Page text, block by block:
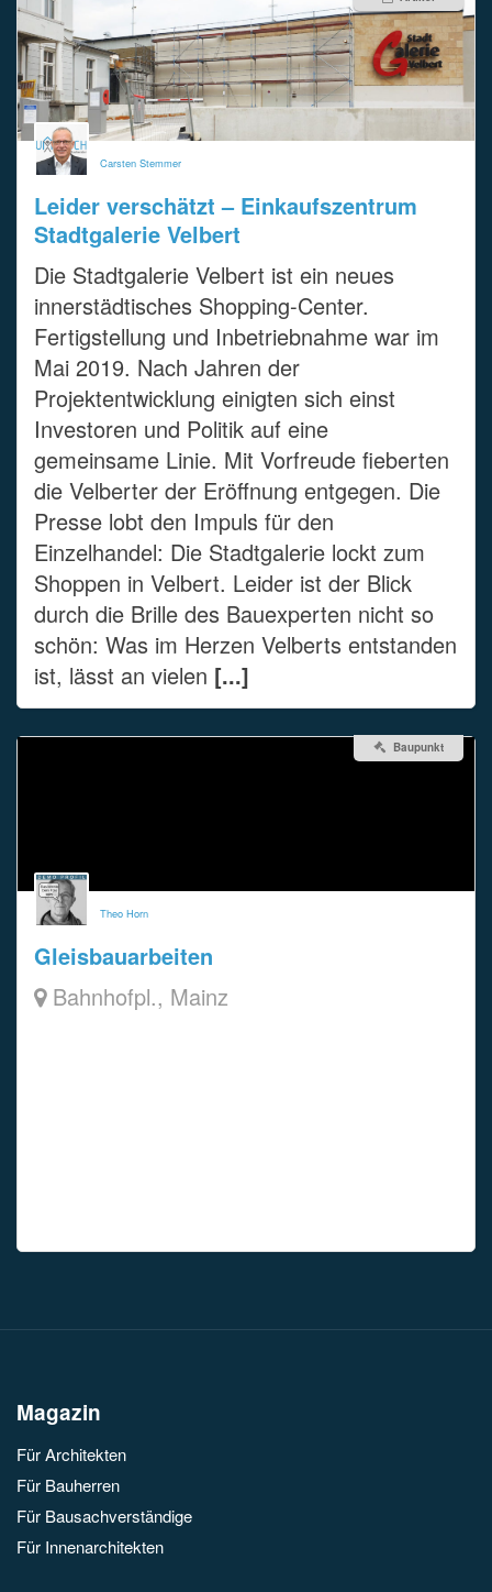
Carsten Stemmer
Leider verschätzt – Einkaufszentrum
Stadtgalerie Velbert
Die Stadtgalerie Velbert ist ein neues
innerstädtisches Shopping-Center.
Fertigstellung und Inbetriebnahme war im
Mai 2019. Nach Jahren der
Projektentwicklung einigten sich einst
Investoren und Politik auf eine
gemeinsame Linie. Mit Vorfreude fieberten
die Velberter der Eröffnung entgegen. Die
Presse lobt den Impuls für den
Einzelhandel: Die Stadtgalerie lockt zum
Shoppen in Velbert. Leider ist der Blick
durch die Brille des Bauexperten nicht so
schön: Was im Herzen Velberts entstanden
ist, lässt an vielen [...]
Baupunkt
Theo Horn
Gleisbauarbeiten
Bahnhofpl., Mainz
Magazin
Für Architekten
Für Bauherren
Für Bausachverständige
Für Innenarchitekten